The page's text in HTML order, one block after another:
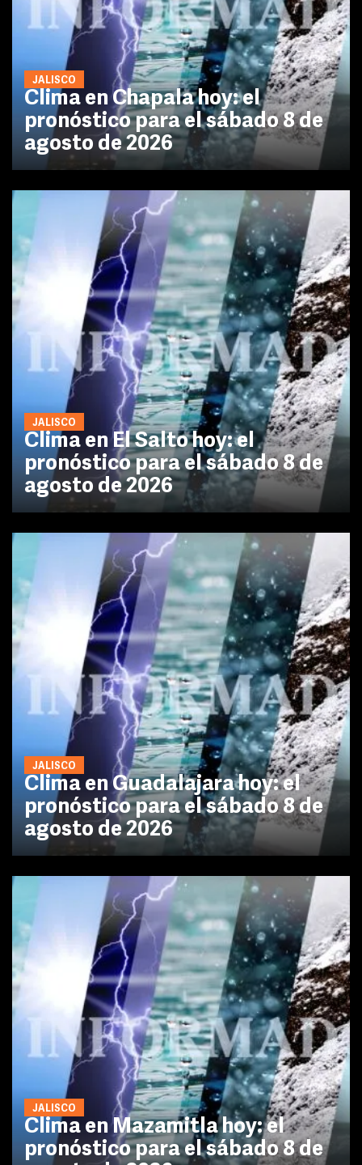
JALISCO
Clima en Chapala hoy: el
pronóstico para el sábado 8 de
agosto de 2026
JALISCO
Clima en El Salto hoy: el
pronóstico para el sábado 8 de
agosto de 2026
JALISCO
Clima en Guadalajara hoy: el
pronóstico para el sábado 8 de
agosto de 2026
JALISCO
Clima en Mazamitla hoy: el
pronóstico para el sábado 8 de